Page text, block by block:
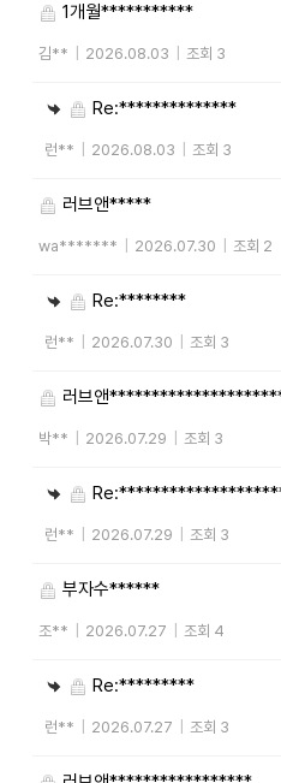
1개월***********
김** 2026.08.03 조회 3
Re:**************
런** 2026.08.03 조회 3
러브앤*****
wa******* 2026.07.30 조회 2
Re:********
런** 2026.07.30 조회 3
러브앤
박** 2026.07.29 조회 3
런** 2026.07.29 조회 3
부자수******
조** 2026.07.27 조회 4
Re:*********
런** 2026.07.27 조회 3